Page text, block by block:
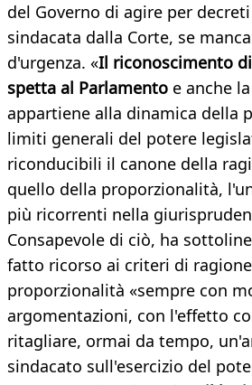
del Governo di agire per
sindacata dalla Corte, se
d'urgenza. «Il riconoscimento
spetta al Parlamento e anche
appartiene alla dinamica della
limiti generali del potere
riconducibili il canone della
quello della proporzionalità,
più ricorrenti nella
Consapevole di ciò, ha
fatto ricorso ai criteri di
proporzionalità «sempre con
argomentazioni, con l'effetto
ritagliare, ormai da tempo,
sindacato sull'esercizio del